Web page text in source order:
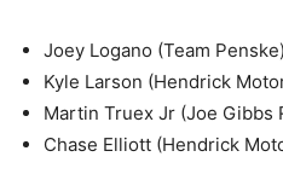
Joey Logano (Team Penske)
Kyle Larson (Hendrick
Martin Truex Jr (Joe Gibbs
Chase Elliott (Hendrick